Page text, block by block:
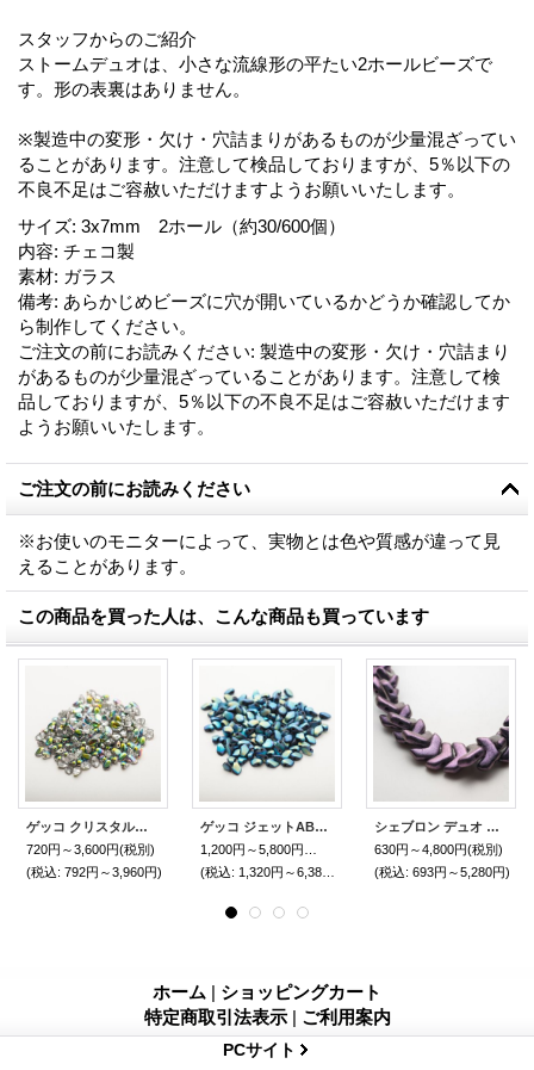
スタッフからのご紹介
ストームデュオは、小さな流線形の平たい2ホールビーズで
す。形の表裏はありません。
※製造中の変形・欠け・穴詰まりがあるものが少量混ざってい
ることがあります。注意して検品しておりますが、5％以下の
不良不足はご容赦いただけますようお願いいたします。
サイズ: 3x7mm 2ホール（約30/600個）
内容: チェコ製
素材: ガラス
備考: あらかじめビーズに穴が開いているかどうか確認してか
ら制作してください。
ご注文の前にお読みください: 製造中の変形・欠け・穴詰まり
があるものが少量混ざっていることがあります。注意して検
品しておりますが、5％以下の不良不足はご容赦いただけます
ようお願いいたします。
ご注文の前にお読みください
※お使いのモニターによって、実物とは色や質感が違って見
えることがあります。
この商品を買った人は、こんな商品も買っています
ゲッコ クリスタルヴィトレイユBead Art 34号 作品 ゲッコのフラワーネックレス 使用ビーズ
720円～3,600円(税別)
(税込: 792円～3,960円)
ゲッコ ジェットABフルマットBead Art 37号 作品 使用ビーズ
(税込: 1,320円～6,380円)
シェブロン デュオ ポリクローム ミックスベリー
630円～4,800円(税別)
(税込: 693円～5,280円)
ホーム | ショッピングカート
特定商取引法表示 | ご利用案内
PCサイト